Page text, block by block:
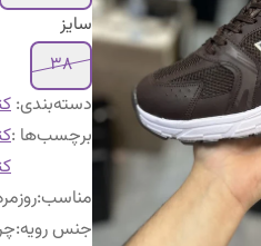
سایز
۳۸
دسته‌بندی:
برچسب‌ها :
مناسب:
جنس رویه: